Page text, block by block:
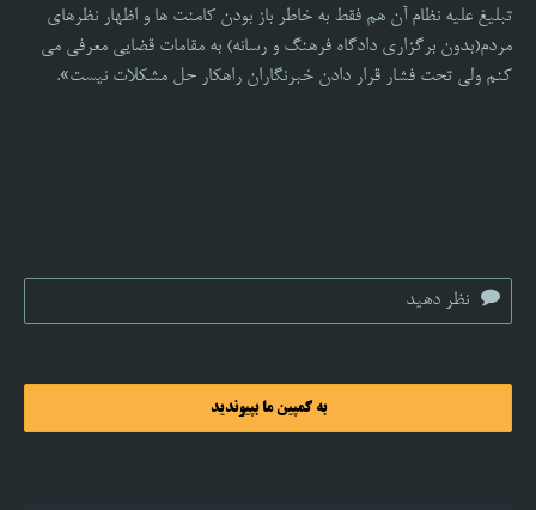
تبلیغ علیه نظام آن هم فقط به خاطر باز بودن کامنت ها و اظهار نظرهای
مردم(بدون برگزاری دادگاه فرهنگ و رسانه) به مقامات قضایی معرفی می
کنم ولی تحت فشار قرار دادن خبرنگاران راهکار حل مشکلات نیست».
به کمپین ما بپیوندید